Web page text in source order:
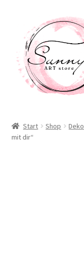
Navigation
springen
Inhalt
springen
Neuigkeiten
Start Shop
mit dir“